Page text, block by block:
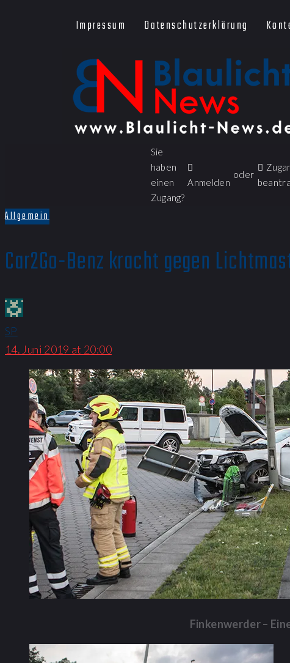
Impressum Datenschutzerklärung
Sie
haben
einen
Zugang?
Anmelden
oder
Allgemein
Car2Go-Benz kracht gegen
SP
14. Juni 2019 at 20:00
Finkenwerder –